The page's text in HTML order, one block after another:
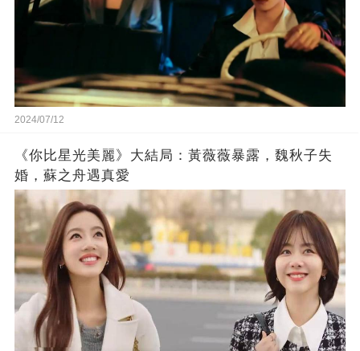
2024/07/12
《你比星光美麗》大結局：黃薇薇暴露，魏秋子失
婚，蘇之舟遇真愛